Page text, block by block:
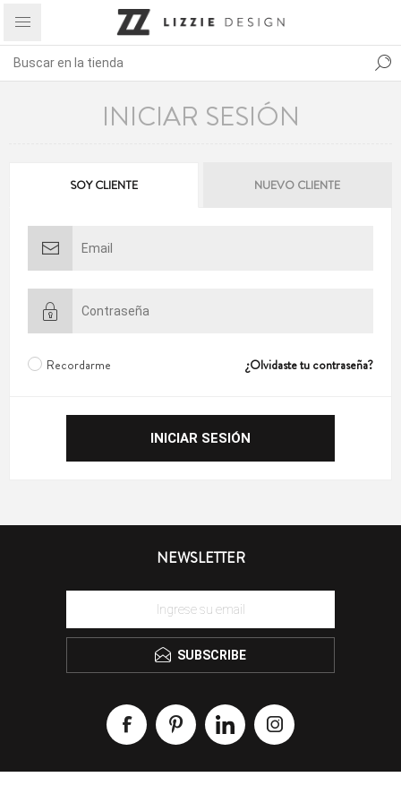
INICIAR SESIÓN
SOY CLIENTE NUEVO CLIENTE
Recordarme ¿Olvidaste tu contraseña?
NEWSLETTER
SUBSCRIBE